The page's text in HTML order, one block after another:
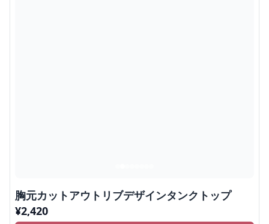
胸元カットアウトリブデザインタンクトップ
¥2,420